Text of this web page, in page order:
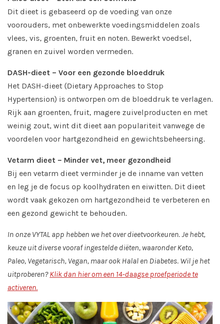
Dit dieet is gebaseerd op de voeding van onze
voorouders, met onbewerkte voedingsmiddelen zoals
vlees, vis, groenten, fruit en noten. Bewerkt voedsel,
granen en zuivel worden vermeden.
DASH-dieet – Voor een gezonde bloeddruk
Het DASH-dieet (Dietary Approaches to Stop
Hypertension) is ontworpen om de bloeddruk te verlagen.
Rijk aan groenten, fruit, magere zuivelproducten en met
weinig zout, wint dit dieet aan populariteit vanwege de
voordelen voor hartgezondheid en gewichtsbeheersing.
Vetarm dieet – Minder vet, meer gezondheid
Bij een vetarm dieet verminder je de inname van vetten
en leg je de focus op koolhydraten en eiwitten. Dit dieet
wordt vaak gekozen om hartgezondheid te verbeteren en
een gezond gewicht te behouden.
In onze VYTAL app hebben we het over dieetvoorkeuren. Je hebt,
keuze uit diverse vooraf ingestelde diëten, waaronder Keto,
Paleo, Vegetarisch, Vegan, maar ook Halal en Diabetes. Wil je het
uitproberen?Klik dan hier om een 14-daagse proefperiode te
activeren.